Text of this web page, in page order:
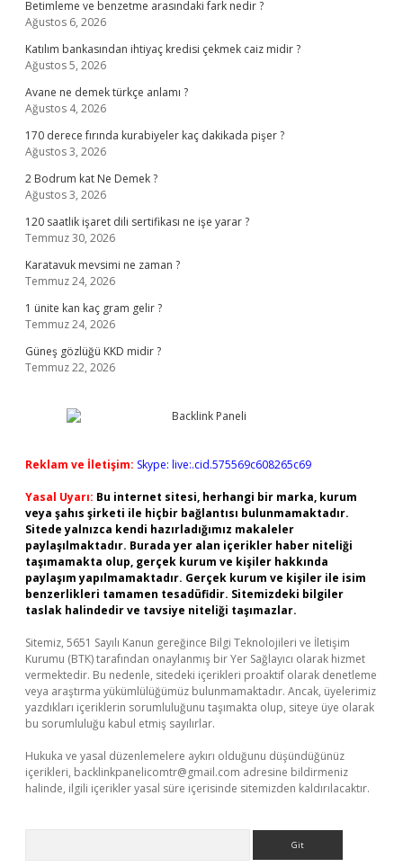
Betimleme ve benzetme arasındaki fark nedir ?
Ağustos 6, 2026
Katılım bankasından ihtiyaç kredisi çekmek caiz midir ?
Ağustos 5, 2026
Avane ne demek türkçe anlamı ?
Ağustos 4, 2026
170 derece fırında kurabiyeler kaç dakikada pişer ?
Ağustos 3, 2026
2 Bodrum kat Ne Demek ?
Ağustos 3, 2026
120 saatlik işaret dili sertifikası ne işe yarar ?
Temmuz 30, 2026
Karatavuk mevsimi ne zaman ?
Temmuz 24, 2026
1 ünite kan kaç gram gelir ?
Temmuz 24, 2026
Güneş gözlüğü KKD midir ?
Temmuz 22, 2026
Reklam ve İletişim: Skype: live:.cid.575569c608265c69
Yasal Uyarı: Bu internet sitesi, herhangi bir marka, kurum
veya şahıs şirketi ile hiçbir bağlantısı bulunmamaktadır.
Sitede yalnızca kendi hazırladığımız makaleler
paylaşılmaktadır. Burada yer alan içerikler haber niteliği
taşımamakta olup, gerçek kurum ve kişiler hakkında
paylaşım yapılmamaktadır. Gerçek kurum ve kişiler ile isim
benzerlikleri tamamen tesadüfidir. Sitemizdeki bilgiler
taslak halindedir ve tavsiye niteliği taşımazlar.
Sitemiz, 5651 Sayılı Kanun gereğince Bilgi Teknolojileri ve İletişim
Kurumu (BTK) tarafından onaylanmış bir Yer Sağlayıcı olarak hizmet
vermektedir. Bu nedenle, sitedeki içerikleri proaktif olarak denetleme
veya araştırma yükümlülüğümüz bulunmamaktadır. Ancak, üyelerimiz
yazdıkları içeriklerin sorumluluğunu taşımakta olup, siteye üye olarak
bu sorumluluğu kabul etmiş sayılırlar.
Hukuka ve yasal düzenlemelere aykırı olduğunu düşündüğünüz
içerikleri, backlinkpanelicomtr@gmail.com adresine bildirmeniz
halinde, ilgili içerikler yasal süre içerisinde sitemizden kaldırılacaktır.